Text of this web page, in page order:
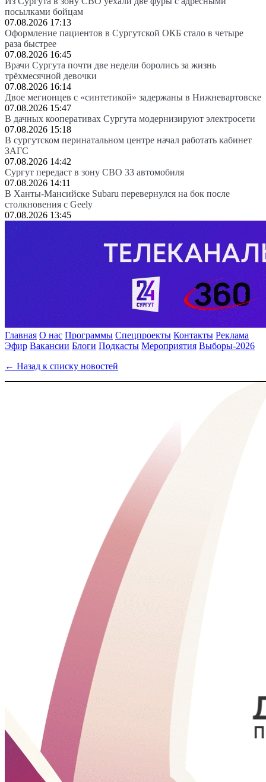
посылками бойцам
07.08.2026 17:13
Оформление пациентов в Сургутской ОКБ стало в четыре
раза быстрее
07.08.2026 16:45
Врачи Сургута почти две недели боролись за жизнь
трёхмесячной девочки
07.08.2026 16:14
Двое мегионцев с «синтетикой» задержаны в Нижневартовске
07.08.2026 15:47
В дачных кооперативах Сургута модернизируют электросети
07.08.2026 15:18
В сургутском перинатальном центре начал работать кабинет
ЗАГС
07.08.2026 14:42
Сургут передаст в зону СВО 33 автомобиля
07.08.2026 14:11
В Ханты-Мансийске Subaru перевернулся на бок после
столкновения с Geely
07.08.2026 13:45
Главная О нас Программы Спецпроекты Контакты Реклама
Эфир Вакансии Блоги Подкасты Мероприятия Выборы-2026
← Назад к списку новостей